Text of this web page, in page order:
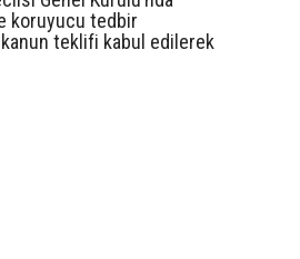
koruyucu tedbir
teklifi kabul edilerek